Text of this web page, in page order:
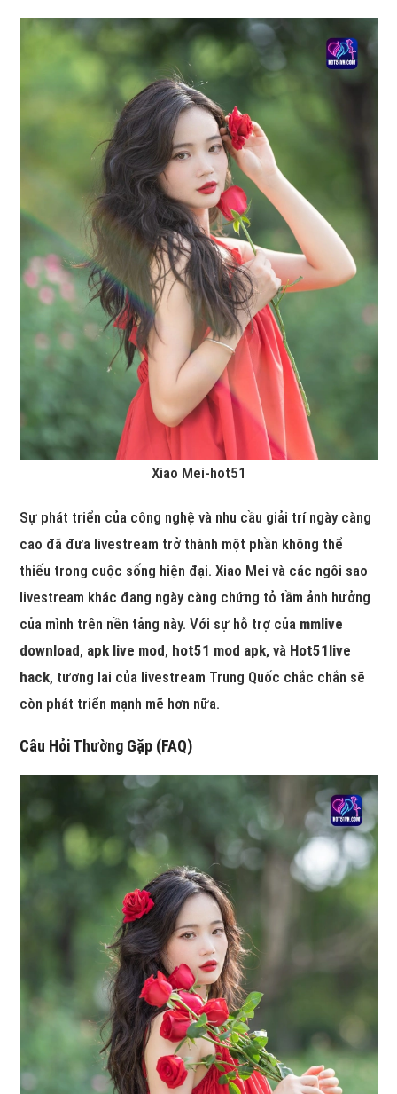
Xiao Mei-hot51
Sự phát triển của công nghệ và nhu cầu giải trí ngày càng
cao đã đưa livestream trở thành một phần không thể
thiếu trong cuộc sống hiện đại. Xiao Mei và các ngôi sao
livestream khác đang ngày càng chứng tỏ tầm ảnh hưởng
của mình trên nền tảng này. Với sự hỗ trợ của mmlive
download, apk live mod, hot51 mod apk, và Hot51live
hack, tương lai của livestream Trung Quốc chắc chắn sẽ
còn phát triển mạnh mẽ hơn nữa.
Câu Hỏi Thường Gặp (FAQ)